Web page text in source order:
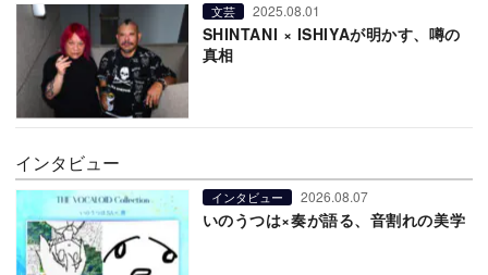
文芸 2025.08.01
SHINTANI × ISHIYAが明かす、噂の
真相
インタビュー
インタビュー 2026.08.07
いのうつは×奏が語る、音割れの美学